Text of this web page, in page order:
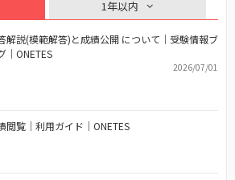
1年以内
解説(模範解答)と成績公開 について｜受験情報ブ
｜ONETES
2026/07/01
閲覧｜利用ガイド｜ONETES